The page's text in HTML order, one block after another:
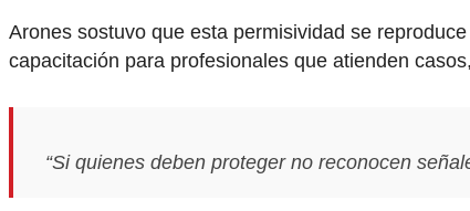
Arones sostuvo que esta permisividad se
capacitación para profesionales que atienden
“Si quienes deben proteger no reconocen